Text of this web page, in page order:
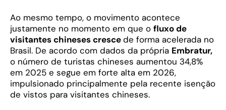
Ao mesmo tempo, o movimento acontece
justamente no momento em que o fluxo de
visitantes chineses crescede forma acelerada no
Brasil. De acordo com dados da própria Embratur,
o número de turistas chineses aumentou 34,8%
em 2025 e segue em forte alta em 2026,
impulsionado principalmente pela recente isenção
de vistos para visitantes chineses.